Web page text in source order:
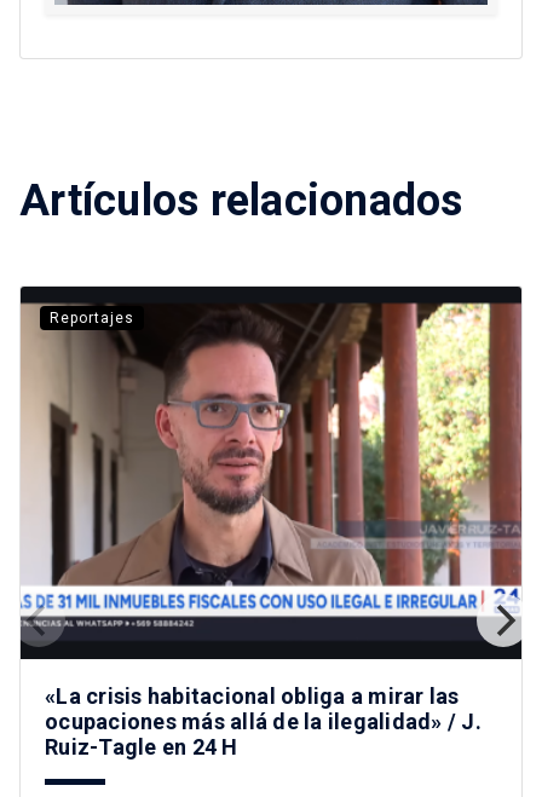
Artículos relacionados
Reportajes
«La crisis habitacional obliga a mirar las
ocupaciones más allá de la ilegalidad» / J.
Ruiz-Tagle en 24 H